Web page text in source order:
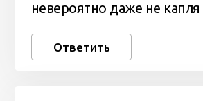
невероятно даже не капля
Ответить